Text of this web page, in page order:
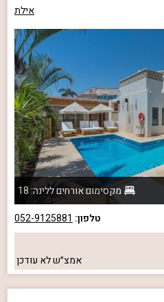
אילת
מקסימום אורחים ללינה: 18
טלפון: 052-9125881
אמצ״שלא עודכן